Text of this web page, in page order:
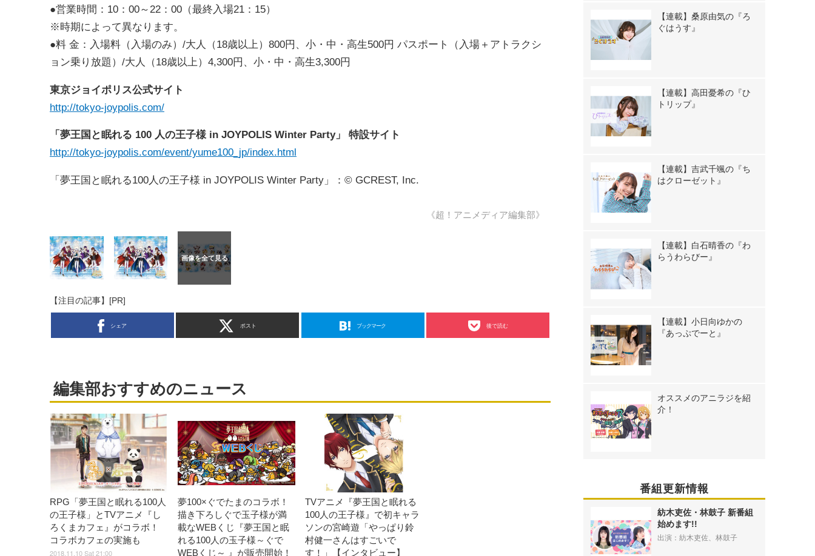
●営業時間：10：00～22：00（最終入場21：15）
※時期によって異なります。
●料 金：入場料（入場のみ）/大人（18歳以上）800円、小・中・高生500円 パスポート（入場＋アトラクシ
ョン乗り放題）/大人（18歳以上）4,300円、小・中・高生3,300円
東京ジョイポリス公式サイト
http://tokyo-joypolis.com/
「夢王国と眠れる 100 人の王子様 in JOYPOLIS Winter Party」 特設サイト
http://tokyo-joypolis.com/event/yume100_jp/index.html
「夢王国と眠れる100人の王子様 in JOYPOLIS Winter Party」：© GCREST, Inc.
《超！アニメディア編集部》
【注目の記事】[PR]
シェア ポスト ブックマーク 後で読む
編集部おすすめのニュース
RPG「夢王国と眠れる100人
の王子様」とTVアニメ『し
ろくまカフェ』がコラボ！
コラボカフェの実施も
2018.11.10 Sat 21:00
夢100×ぐでたまのコラボ！
描き下ろしぐで玉子様が満
載なWEBくじ『夢王国と眠
れる100人の玉子様～ぐで
WEBくじ～ 』が販売開始！
TVアニメ『夢王国と眠れる
100人の王子様』で初キャラ
ソンの宮崎遊「やっぱり鈴
村健一さんはすごいで
す！」【インタビュー】
【連載】桑原由気の『ろ
ぐはうす』
【連載】高田憂希の『ひ
トリップ』
【連載】吉武千颯の『ち
はクローゼット』
【連載】白石晴香の『わ
らうわらびー』
【連載】小日向ゆかの
『あっぷでーと』
オススメのアニラジを紹
介！
番組更新情報
紡木吏佐・林鼓子 新番組
始めます!!
出演：紡木吏佐、林鼓子